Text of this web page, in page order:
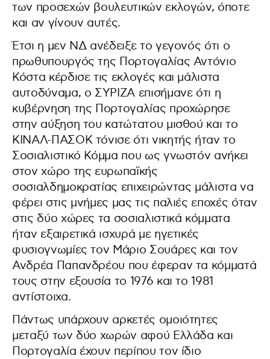
των προσεχών βουλευτικών εκλογών, όποτε
και αν γίνουν αυτές.
Έτσι η μεν ΝΔ ανέδειξε το γεγονός ότι ο
πρωθυπουργός της Πορτογαλίας Αντόνιο
Κόστα κέρδισε τις εκλογές και μάλιστα
αυτοδύναμα, ο ΣΥΡΙΖΑ επισήμανε ότι η
κυβέρνηση της Πορτογαλίας προχώρησε
στην αύξηση του κατώτατου μισθού και το
ΚΙΝΑΛ-ΠΑΣΟΚ τόνισε ότι νικητής ήταν το
Σοσιαλιστικό Κόμμα που ως γνωστόν ανήκει
στον χώρο της ευρωπαϊκής
σοσιαλδημοκρατίας επιχειρώντας μάλιστα να
φέρει στις μνήμες μας τις παλιές εποχές όταν
στις δύο χώρες τα σοσιαλιστικά κόμματα
ήταν εξαιρετικά ισχυρά με ηγετικές
φυσιογνωμίες τον Μάριο Σουάρες και τον
Ανδρέα Παπανδρέου που έφεραν τα κόμματά
τους στην εξουσία το 1976 και το 1981
αντίστοιχα.
Πάντως υπάρχουν αρκετές ομοιότητες
μεταξύ των δύο χωρών αφού Ελλάδα και
Πορτογαλία έχουν περίπου τον ίδιο